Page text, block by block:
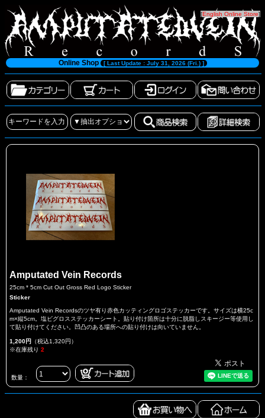
[English Online Store]
Online Shop [ Last Update : July 31, 2026 (Fri.) ]
Amputated Vein Records
25cm * 5cm Cut Out Gross Red Logo Sticker
Sticker
Amputated Vein Recordsのツヤ有り赤色カッティングロゴステッカーです。サイズは横25c
m×縦5cm。塩ビグロスステッカーシート。貼り付け箇所は十分に脱脂しスキージー等使用し
て貼り付けてください。凹凸のある場所への貼り付けは向いていません。
1,200円 （税込1,320円）
※在庫残り 2
数量：